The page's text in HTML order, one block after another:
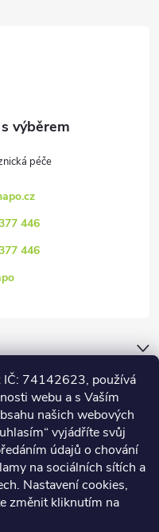
IČ: 74142623, používá
webu a s Vaším
našich webových
vyjádříte svůj
údajů o chování
na sociálních sítích a
Nastavení cookies,
změnit kliknutím na
446
446